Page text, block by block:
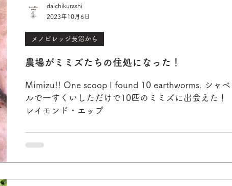
農場がミミズたちの住処になった！
Mimizu!! One scoop I found 10 earthworms. シャベ
ルで一すくいしただけで10匹のミミズに出会えた！
レイモンド・エップ
メノビレッジ長沼から
daichikurashi
2023年10月6日